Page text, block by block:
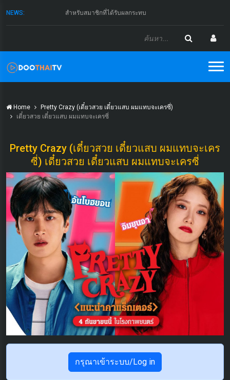
NEWS: สำหรับสมาชิกที่ได้รับผลกระทบ
Home
Pretty Crazy (เดี๋ยวสวย เดี๋ยวแสบ ผมแทบจะเครซี่)
เดี๋ยวสวย เดี๋ยวแสบ ผมแทบจะเครซี่
Pretty Crazy (เดี๋ยวสวย เดี๋ยวแสบ ผมแทบจะเคร
ซี่) เดี๋ยวสวย เดี๋ยวแสบ ผมแทบจะเครซี่
กรุณาเข้าระบบ/Log in